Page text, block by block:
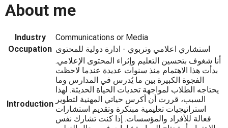
About me
Industry
Communications or Media
Occupation استشاري اعلامي وتربوي - ادارة دولية للمحتوى
Introduction
أنا شغوف بتحسين التعليم وإثراء المحتوى الإعلامي.
بدأت هذا الاهتمام منذ سنوات عديدة عندما لاحظت
الفجوة الكبيرة بين ما يُدرس في المدارس وما
يحتاجه الطلاب لمواجهة تحديات الحياة الحديثة. لهذا
السبب، قررت أن أكرس حياتي المهنية لتطوير
استراتيجيات تعليمية مبتكرة وتقديم استشارات
فعالة للأفراد والمؤسسات. إذا كنت تشارك نفس